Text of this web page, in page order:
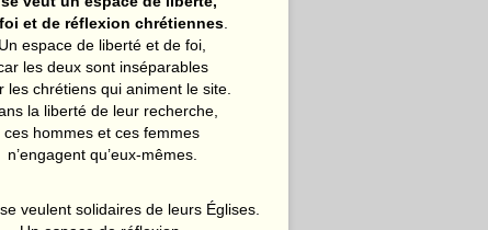
et de réflexion chrétiennes
Un espace de liberté et de foi,
les deux sont inséparables
les chrétiens qui animent le site.
la liberté de leur recherche,
ces hommes et ces femmes
n’engagent qu’eux-mêmes.
veulent solidaires de leurs Églises.